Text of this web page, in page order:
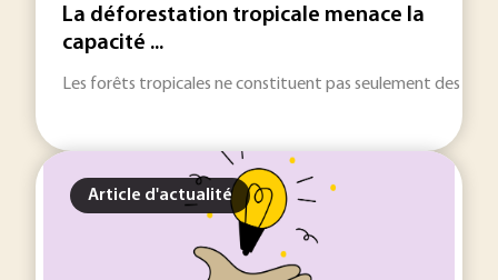
La déforestation tropicale menace la
capacité ...
Les forêts tropicales ne constituent pas seulement des
Article d'actualité